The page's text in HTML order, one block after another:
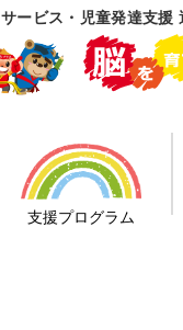
ービス・児童発達支援
支援プログラム